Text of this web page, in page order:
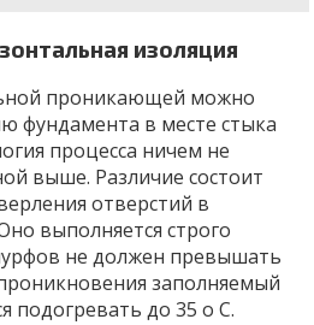
изоляция
проникающей можно
фундамента в месте стыка
процесса ничем не
выше. Различие состоит
отверстий в
выполняется строго
не должен превышать
заполняемый
подогревать до 35 о С.